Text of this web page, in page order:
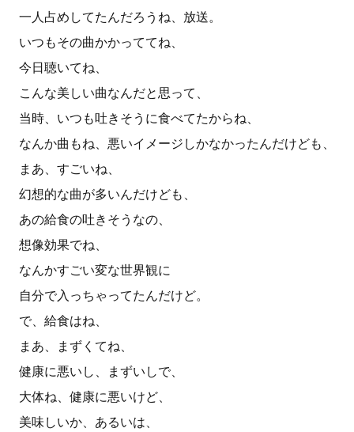
一人占めしてたんだろうね、放送。
いつもその曲かかっててね、
今日聴いてね、
こんな美しい曲なんだと思って、
当時、いつも吐きそうに食べてたからね、
なんか曲もね、悪いイメージしかなかったんだけども、
まあ、すごいね、
幻想的な曲が多いんだけども、
あの給食の吐きそうなの、
想像効果でね、
なんかすごい変な世界観に
自分で入っちゃってたんだけど。
で、給食はね、
まあ、まずくてね、
健康に悪いし、まずいしで、
大体ね、健康に悪いけど、
美味しいか、あるいは、